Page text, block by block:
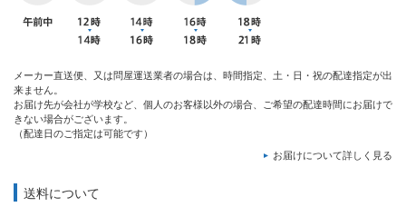
メーカー直送便、又は問屋運送業者の場合は、時間指定、土・日・祝の配達指定が出
来ません。
お届け先が会社が学校など、個人のお客様以外の場合、ご希望の配達時間にお届けで
きない場合がございます。
（配達日のご指定は可能です）
お届けについて詳しく見る
送料について